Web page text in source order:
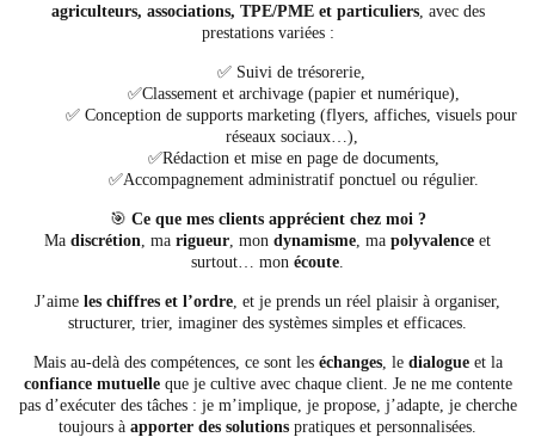
agriculteurs, associations, TPE/PME et particuliers, avec des
prestations variées :
✅ Suivi de trésorerie,
✅Classement et archivage (papier et numérique),
✅ Conception de supports marketing (flyers, affiches, visuels pour
réseaux sociaux…),
✅Rédaction et mise en page de documents,
✅Accompagnement administratif ponctuel ou régulier.
🎯 Ce que mes clients apprécient chez moi ?
Ma discrétion , ma rigueur , mon dynamisme , ma polyvalence et
surtout… mon écoute
J’aime les chiffres et l’ordre , et je prends un réel plaisir à organiser,
structurer, trier, imaginer des systèmes simples et efficaces.
Mais au-delà des compétences, ce sont les échanges, le dialogueet la
confiance mutuelleque je cultive avec chaque client. Je ne me contente
pas d’exécuter des tâches : je m’implique, je propose, j’adapte, je cherche
toujours à apporter des solutions pratiques et personnalisées.